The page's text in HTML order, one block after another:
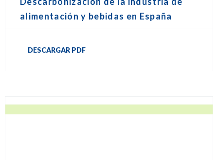
alimentación y bebidas en España
DESCARGAR PDF